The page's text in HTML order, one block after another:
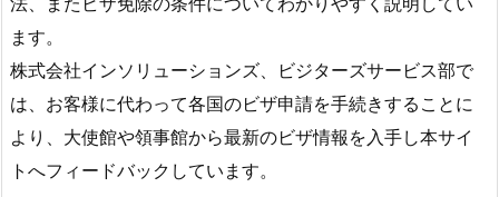
ます。
株式会社インソリューションズ、ビジターズサービス部で
は、お客様に代わって各国のビザ申請を手続きすることに
より、大使館や領事館から最新のビザ情報を入手し本サイ
トへフィードバックしています。